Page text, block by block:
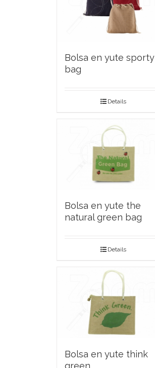
Bolsa en yute sporty
bag
Details
Bolsa en yute the
natural green bag
Details
Bolsa en yute think
green